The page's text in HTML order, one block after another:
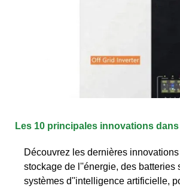
Les 10 principales innovations
Découvrez les dernières
stockage de l''énergie, des batteries
systèmes d''intelligence artificielle,